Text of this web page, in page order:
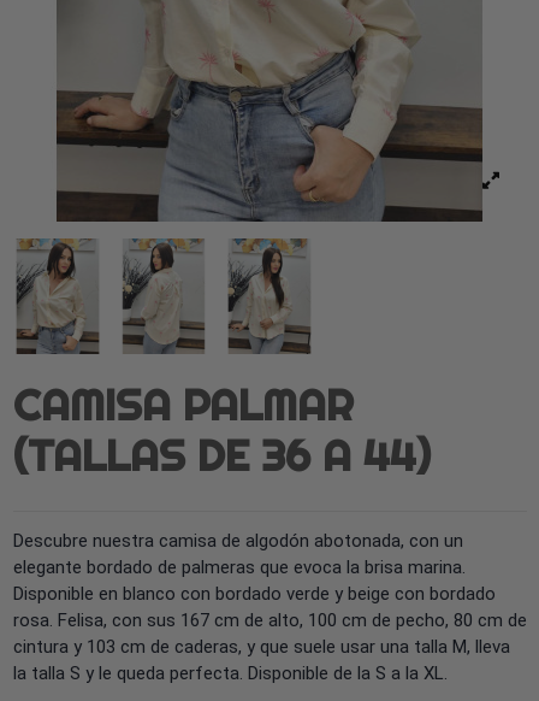
CAMISA PALMAR
(TALLAS DE 36 A 44)
Descubre nuestra camisa de algodón abotonada, con un
elegante bordado de palmeras que evoca la brisa marina.
Disponible en blanco con bordado verde y beige con bordado
rosa. Felisa, con sus 167 cm de alto, 100 cm de pecho, 80 cm de
cintura y 103 cm de caderas, y que suele usar una talla M, lleva
la talla S y le queda perfecta. Disponible de la S a la XL.